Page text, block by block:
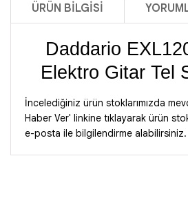
ÜRÜN BILGISI
Daddario
Elektro Gitar Tel
İncelediğiniz ürün stoklarımızda
Haber Ver' linkine tıklayarak ürün
e-posta ile bilgilendirme alabilirsiniz.